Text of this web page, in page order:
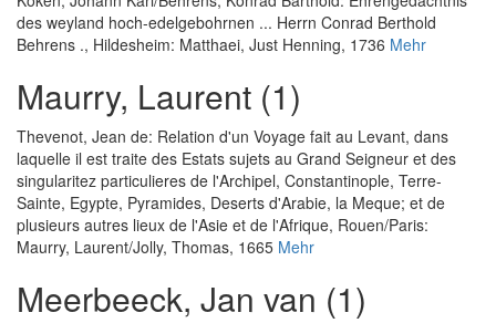
des weyland hoch-edelgebohrnen ... Herrn Conrad Berthold
Behrens ., Hildesheim: Matthaei, Just Henning, 1736 Mehr
Maurry, Laurent (1)
Thevenot, Jean de: Relation d'un Voyage fait au Levant, dans
laquelle il est traite des Estats sujets au Grand Seigneur et des
singularitez particulieres de l'Archipel, Constantinople, Terre-
Sainte, Egypte, Pyramides, Deserts d'Arabie, la Meque; et de
plusieurs autres lieux de l'Asie et de l'Afrique, Rouen/Paris:
Maurry, Laurent/Jolly, Thomas, 1665 Mehr
Meerbeeck, Jan van (1)